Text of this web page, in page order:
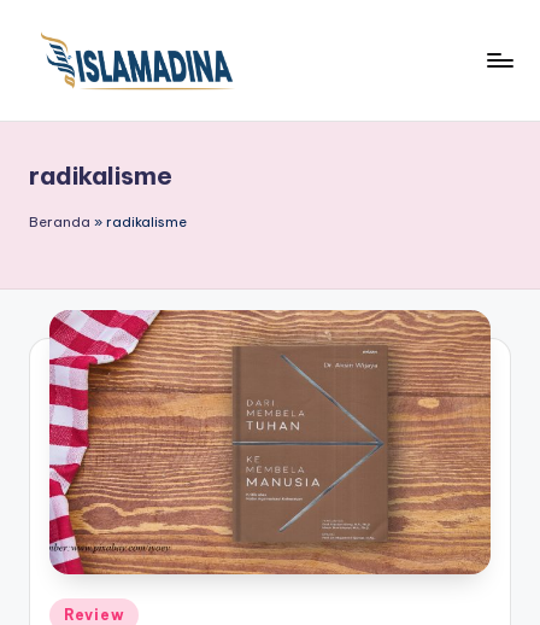
radikalisme
Beranda » radikalisme
Posted
Review